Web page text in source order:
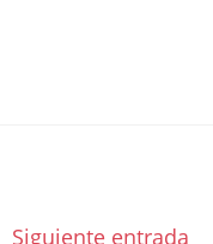
Siguiente entrada